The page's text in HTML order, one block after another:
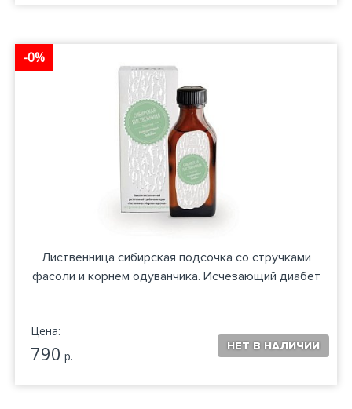
-0%
Лиственница сибирская подсочка со стручками
фасоли и корнем одуванчика. Исчезающий диабет
Цена:
790 р.